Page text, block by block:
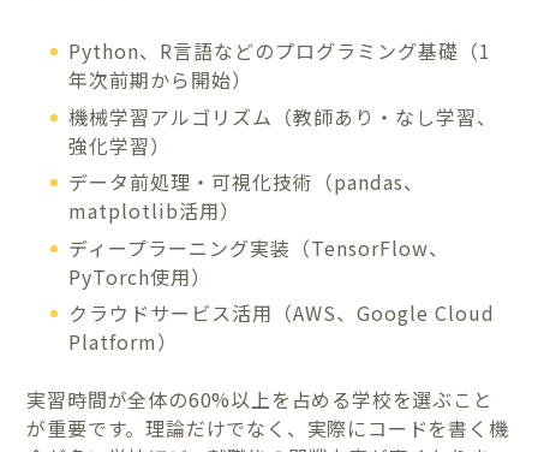
Python、R言語などのプログラミング基礎（1
年次前期から開始）
機械学習アルゴリズム（教師あり・なし学習、
強化学習）
データ前処理・可視化技術（pandas、
matplotlib活用）
ディープラーニング実装（TensorFlow、
PyTorch使用）
クラウドサービス活用（AWS、Google Cloud
Platform）
実習時間が全体の60%以上を占める学校を選ぶこと
が重要です。理論だけでなく、実際にコードを書く機